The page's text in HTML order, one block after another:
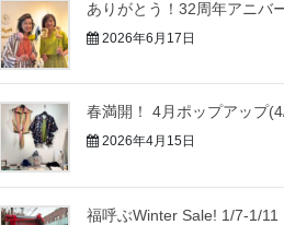
ありがとう！32周年アニバ
2026年6月17日
春満開！ 4月ポップアップ
2026年4月15日
福呼ぶWinter Sale! 1/7-1/11